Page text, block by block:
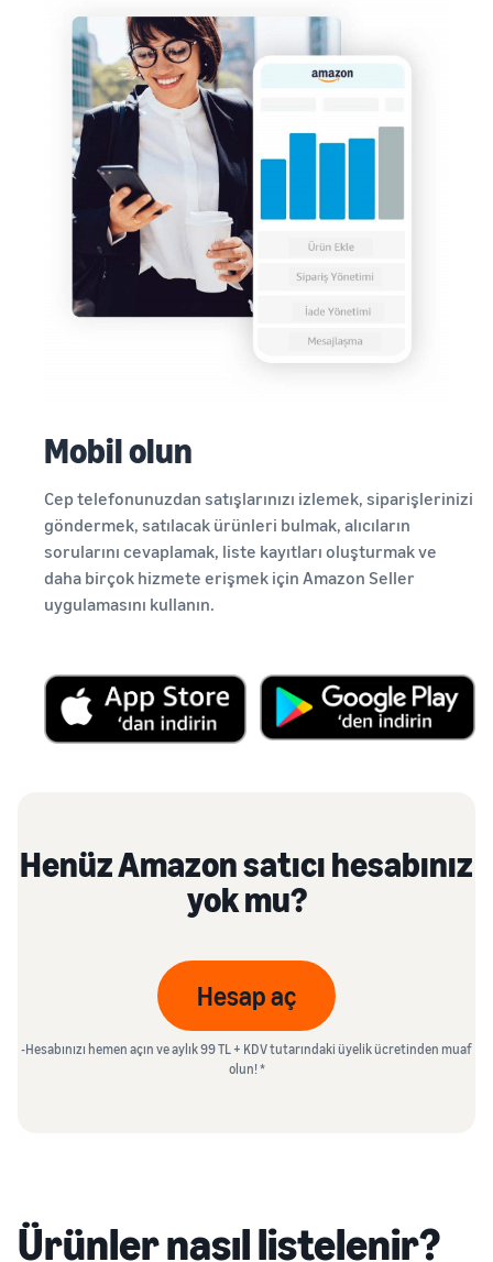
Mobil olun
Cep telefonunuzdan satışlarınızı izlemek, siparişlerinizi
göndermek, satılacak ürünleri bulmak, alıcıların
sorularını cevaplamak, liste kayıtları oluşturmak ve
daha birçok hizmete erişmek için Amazon Seller
uygulamasını kullanın.
Henüz Amazon satıcı hesabınız
yok mu?
Hesap aç
-Hesabınızı hemen açın ve aylık 99 TL + KDV tutarındaki üyelik ücretinden muaf
olun! *
Ürünler nasıl listelenir?